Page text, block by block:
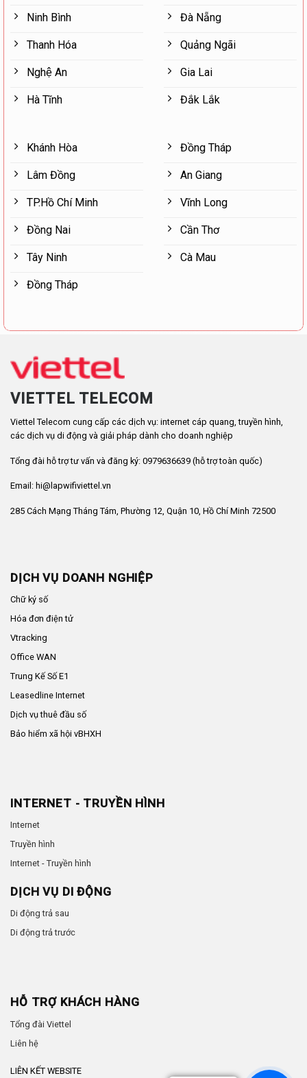
Ninh Bình
Thanh Hóa
Nghệ An
Hà Tĩnh
Đà Nẵng
Quảng Ngãi
Gia Lai
Đắk Lắk
Khánh Hòa
Lâm Đồng
TP.Hồ Chí Minh
Đồng Nai
Tây Ninh
Đồng Tháp
Đồng Tháp
An Giang
Vĩnh Long
Cần Thơ
Cà Mau
VIETTEL TELECOM
Viettel Telecom cung cấp các dịch vụ: internet cáp quang, truyền hình,
các dịch vụ di động và giải pháp dành cho doanh nghiệp
Tổng đài hỗ trợ tư vấn và đăng ký: 0979636639 (hỗ trợ toàn quốc)
Email: hi@lapwifiviettel.vn
285 Cách Mạng Tháng Tám, Phường 12, Quận 10, Hồ Chí Minh 72500
DỊCH VỤ DOANH NGHIỆP
Chữ ký số
Hóa đơn điện tử
Vtracking
Office WAN
Trung Kế Số E1
Leasedline Internet
Dịch vụ thuê đầu số
Bảo hiểm xã hội vBHXH
INTERNET - TRUYỀN HÌNH
Internet
Truyền hình
Internet - Truyền hình
DỊCH VỤ DI ĐỘNG
Di động trả sau
Di động trả trước
HỖ TRỢ KHÁCH HÀNG
Tổng đài Viettel
Liên hệ
LIÊN KẾT WEBSITE